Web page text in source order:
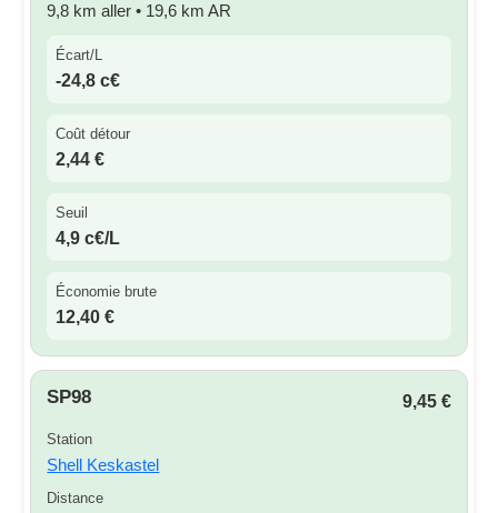
9,8 km aller • 19,6 km AR
Écart/L
-24,8 c€
Coût détour
2,44 €
Seuil
4,9 c€/L
Économie brute
12,40 €
SP98 9,45 €
Station
Shell Keskastel
Distance